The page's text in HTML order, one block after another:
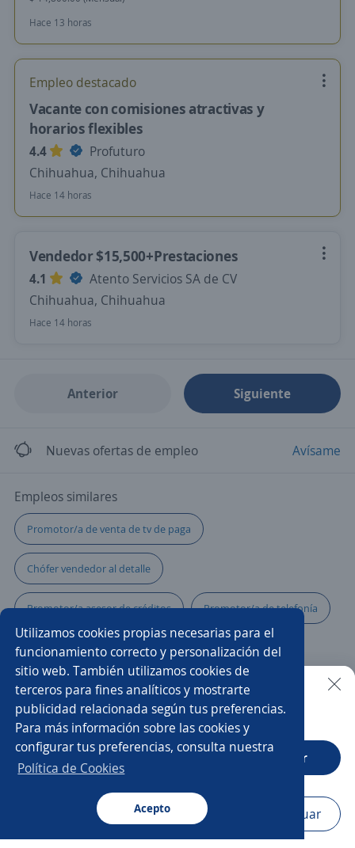
Utilizamos cookies propias necesarias para el
funcionamiento correcto y personalización del
sitio web. También utilizamos cookies de
terceros para fines analíticos y mostrarte
publicidad relacionada según tus preferencias.
Para más información sobre las cookies y
configurar tus preferencias, consulta nuestra
Política de Cookies
Acepto
Buscar Postulaciones Avisos Favoritos
Hace 13 horas
Empleo destacado
Vacante con comisiones atractivas y
horarios flexibles
4.4
Profuturo
Chihuahua, Chihuahua
Hace 14 horas
Vendedor $15,500+Prestaciones
4.1
Atento Servicios SA de CV
Chihuahua, Chihuahua
Hace 14 horas
Anterior Siguiente
Nuevas ofertas de empleo Avísame
Empleos similares
Promotor/a de venta de tv de paga
Chófer vendedor al detalle
Promotor/a asesor de créditos Promotor/a de telefonía
Asesor previsional Promotor/a de ventas
Cajero/a vendedor Gerente de sucursal
Supervisor/a de ventas Cajero/a
Asesor/a telefónico
Promotor/a de autoservicio Chef
Buscar es más fácil en la app
CT App Abrir
Navegador Continuar